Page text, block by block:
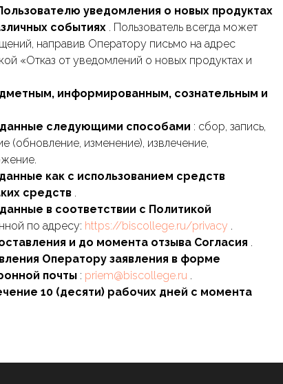
уведомления о новых продуктах
событиях . Пользователь всегда может
направив Оператору письмо на адрес
«Отказ от уведомлений о новых продуктах и
информированным, сознательным и
следующими способами : сбор, запись,
(обновление, изменение), извлечение,
как с использованием средств
средств .
в соответствии с Политикой
по адресу: https://biscollege.ru/privacy .
и до момента отзыва Согласия .
Оператору заявления в форме
почты : priem@biscollege.ru .
10 (десяти) рабочих дней с момента